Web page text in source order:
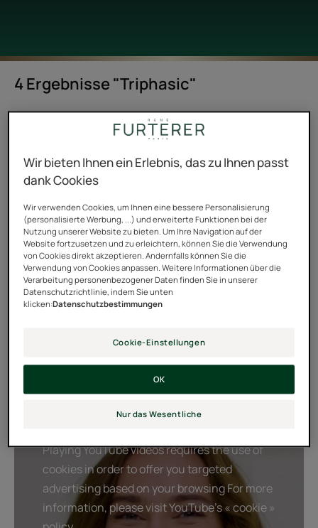
4 Ergebnisse "Triphasic"
Verwenden Sie Triphasic Progressive und Triphasic
Reactional als ergänzende Pflegen, um den Verlust der
Haardichte oder plötzlichen Haarausfall im
Zusammenhang mit Stress, Mangelerscheinungen,
Schwangerschaft zu bekämpfen.
Kombinieren Sie diese Pflegen mit dem neuen Triphasic
Shampoo mit seiner exklusiven Biosphären-
Technologie mit ätherischem Öl. Es enthält außerdem
Aktivstoffe aus der Hautpflege und der
Haarausfall zu verlangsamen und gleichzeitig ein
Seine sulfatfreie Formulierung ist sanft zur Kopfhaut.
Playing YouTube videos requires the use of
cookies in order to offer you targeted
advertising based on your browsing For more
information, please visit YouTube's « cookie »
Wir bieten Ihnen ein Erlebnis, das zu Ihnen passt
dank Cookies
Wir verwenden Cookies, um Ihnen eine bessere Personalisierung
(personalisierte Werbung, ...) und erweiterte Funktionen bei der
Nutzung unserer Website zu bieten. Um Ihre Navigation auf der
Website fortzusetzen und zu erleichtern, können Sie die Verwendung
von Cookies direkt akzeptieren. Andernfalls können Sie die
Verwendung von Cookies anpassen. Weitere Informationen über die
Verarbeitung personenbezogener Daten finden Sie in unserer
Datenschutzrichtlinie, indem Sie unten
klicken:Datenschutzbestimmungen
Cookie-Einstellungen
Nur das Wesentliche
OK